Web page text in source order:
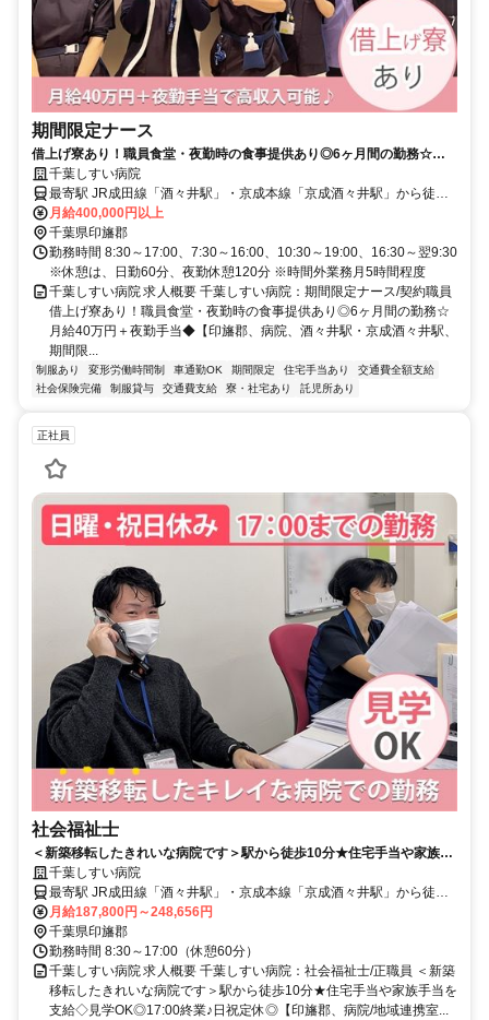
期間限定ナース
借上げ寮あり！職員食堂・夜勤時の食事提供あり◎6ヶ月間の勤務☆月
給40万円＋夜勤手当◆【印旛郡、病院、酒々井駅・京成酒々井駅、期間
限定ナース、契約職員】
千葉しすい病院
最寄駅 JR成田線「酒々井駅」・京成本線「京成酒々井駅」から徒歩
約10分
月給400,000円以上
千葉県印旛郡
勤務時間 8:30～17:00、7:30～16:00、10:30～19:00、16:30～翌9:30
※休憩は、日勤60分、夜勤休憩120分 ※時間外業務月5時間程度
千葉しすい病院 求人概要 千葉しすい病院：期間限定ナース/契約職員
借上げ寮あり！職員食堂・夜勤時の食事提供あり◎6ヶ月間の勤務☆
月給40万円＋夜勤手当◆【印旛郡、病院、酒々井駅・京成酒々井駅、
期間限...
制服あり 変形労働時間制 車通勤OK 期間限定 住宅手当あり
交通費全額支給
社会保険完備
制服貸与 交通費支給 寮・社宅あり 託児所あり
正社員
社会福祉士
＜新築移転したきれいな病院です＞駅から徒歩10分★住宅手当や家族手
当を支給◇見学OK◎17:00終業♪日祝定休◎【印旛郡、病院/地域連携
室、酒々井駅・京成酒々井駅、社会福祉士、正職員】
千葉しすい病院
最寄駅 JR成田線「酒々井駅」・京成本線「京成酒々井駅」から徒歩
約10分
月給187,800円～248,656円
千葉県印旛郡
勤務時間 8:30～17:00（休憩60分）
千葉しすい病院 求人概要 千葉しすい病院：社会福祉士/正職員 ＜新築
移転したきれいな病院です＞駅から徒歩10分★住宅手当や家族手当を
支給◇見学OK◎17:00終業♪日祝定休◎【印旛郡、病院/地域連携室...